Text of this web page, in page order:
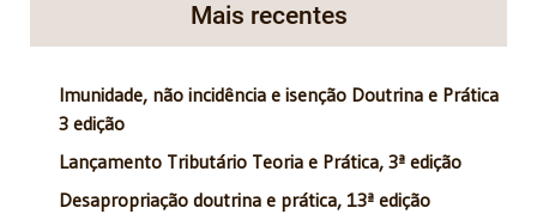
Mais recentes
Imunidade, não incidência e isenção Doutrina e Prática
3 edição
Lançamento Tributário Teoria e Prática, 3ª edição
Desapropriação doutrina e prática, 13ª edição